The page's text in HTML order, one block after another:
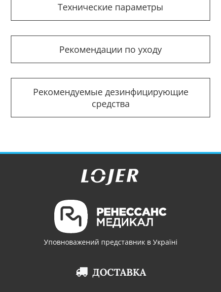
Технические параметры
Рекомендации по уходу
Рекомендуемые дезинфицирующие
средства
Уповноважений представник в Україні
ДОСТАВКА